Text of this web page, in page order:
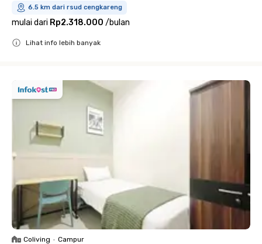
6.5 km dari rsud cengkareng
mulai dari Rp2.318.000 /bulan
Lihat info lebih banyak
Coliving • Campur